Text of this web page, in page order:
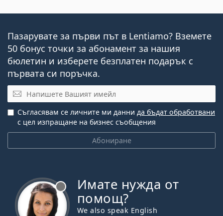
Пазарувате за първи път в Lentiamo? Вземете
50 бонус точки за абонамент за нашия
бюлетин и изберете безплатен подарък с
първата си поръчка.
Имейл
Абониране
Съгласявам се личните ми данни да бъдат обработвани
с цел изпращане на бизнес съобщения
Имате нужда от
помощ?
We also speak English